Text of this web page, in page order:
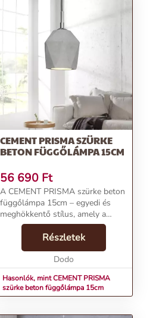
CEMENT PRISMA SZÜRKE
BETON FÜGGŐLÁMPA 15CM
56 690 Ft
A CEMENT PRISMA szürke beton
függőlámpa 15cm – egyedi és
meghökkentő stílus, amely a
lakásodba egy új dimenziót hoz.
Az anyagok izgalmas
kombinációjával készült lámpa
egyedi megjelenésével és divatos
Részletek
Dodo
Hasonlók, mint CEMENT PRISMA
szürke beton függőlámpa 15cm